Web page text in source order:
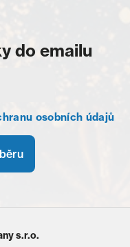
do emailu
osobních údajů
s.r.o.